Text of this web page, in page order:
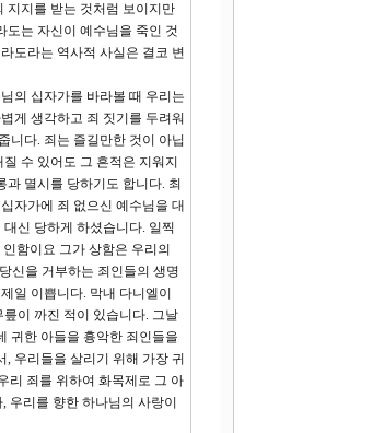
지지를 받는 것처럼 보이지만
도는 자신이 예수님을 죽인 것
도라는 역사적 사실은 결코 변
의 십자가를 바라볼 때 우리는
게 생각하고 죄 짓기를 두려워
니다. 죄는 즐길만한 것이 아닙
수 있어도 그 흔적은 지워지
멸시를 당하기도 합니다. 최
자가에 죄 없으신 예수님을 대
신 당하게 하셨습니다. 일찍
함이요 그가 상함은 우리의
신을 거부하는 죄인들의 생명
일 이쁩니다. 막내 다니엘이
이 까진 적이 있습니다. 그날
귀한 아들을 흉악한 죄인들을
우리들을 살리기 위해 가장 귀
리 죄를 위하여 화목제로 그 아
우리를 향한 하나님의 사랑이